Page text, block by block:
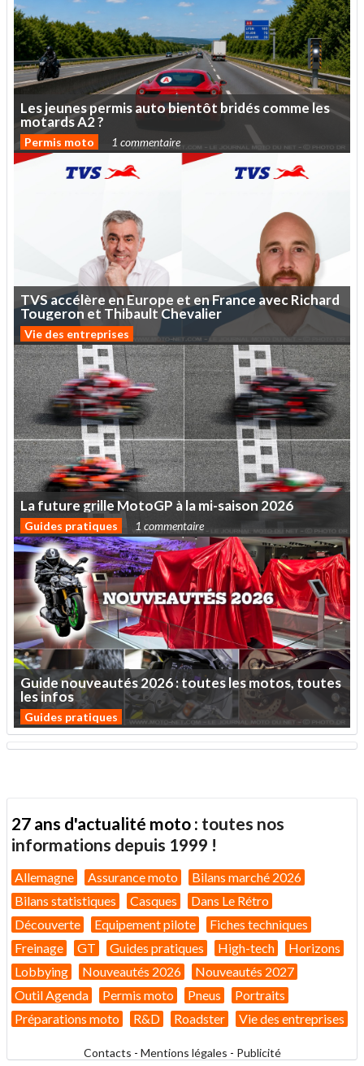
Lesjeunespermisautobientôt bridéscommeles
motardsA2?
Permis moto 1 commentaire
TVSaccélère enEurope et enFrance avecRichard
Tougeron et Thibault Chevalier
Vie des entreprises
Lafuturegrille MotoGP àlami-saison 2026
Guides pratiques 1 commentaire
Guidenouveautés2026:touteslesmotos,toutes
lesinfos
Guides pratiques
27 ans d'actualité moto : toutes nos
informations depuis 1999 !
Allemagne Assurance moto
Bilans marché 2026
Bilans statistiques
Casques
Dans Le Rétro
Découverte
Equipement pilote
Fiches techniques
Freinage
GT Guides pratiques High-tech
Horizons
Lobbying
Nouveautés 2026
Nouveautés 2027
Outil Agenda
Permis moto Pneus
Portraits
Préparations moto
R&D Roadster Vie des entreprises
Contacts - Mentions légales - Publicité